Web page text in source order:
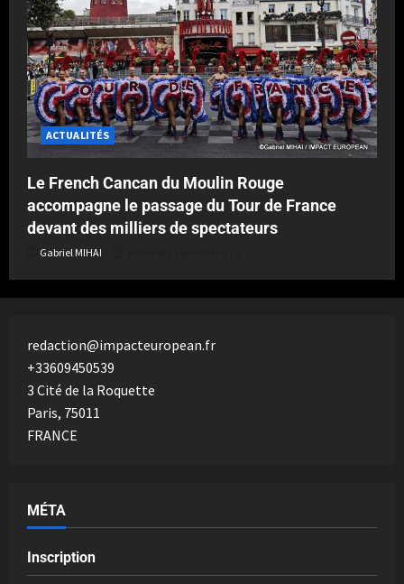
ACTUALITÉS
Le French Cancan du Moulin Rouge
accompagne le passage du Tour de France
devant des milliers de spectateurs
Gabriel MIHAI
redaction@impacteuropean.fr
+33609450539
3 Cité de la Roquette
Paris, 75011
FRANCE
MÉTA
Inscription